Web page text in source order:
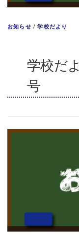
お知らせ /学校だより
学校だ
号